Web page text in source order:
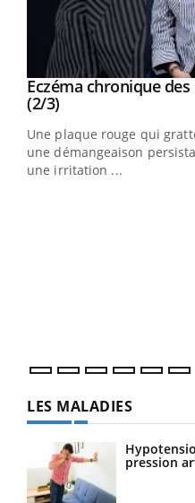
Youtube
Eczéma chronique
(2/3)Youtube
Une plaque rouge qui
une démangeaison
une irritation ...
LES MALADIES
pression